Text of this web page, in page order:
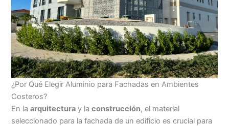
¿Por Qué Elegir Aluminio para Fachadas en Ambientes
Costeros?
En laarquitectura y laconstrucción, el material
seleccionado para la fachada de un edificio es crucial para